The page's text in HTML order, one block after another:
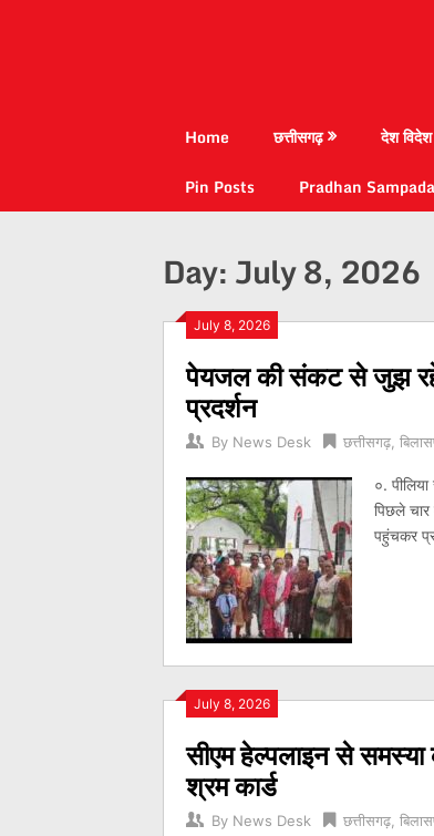
Home छत्तीसगढ़ देश विदेश
Pin Posts
Pradhan
Day:July 8, 2026
July 8, 2026
पेयजल की संकट से जुझ रहे
प्रदर्शन
By News Desk छत्तीसगढ़
०.
पिछले
पहुंचकर
July 8, 2026
सीएम हेल्पलाइन से
श्रम कार्ड
By News Desk छत्तीसगढ़